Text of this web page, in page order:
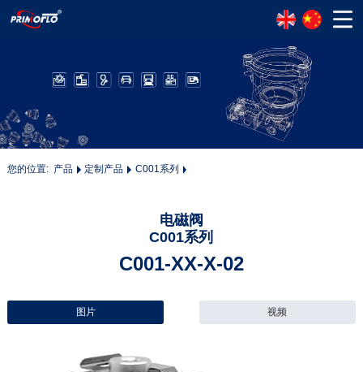
您的位置: 产品 定制产品 C001系列
电磁阀
C001系列
C001-XX-X-02
图片 视频